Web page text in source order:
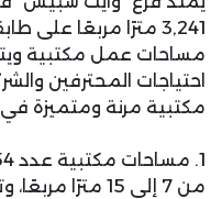
3,241 مترًا مربعًا
مساحات عمل مكتبية
احتياجات المحترفين
مكتبية مرنة ومتميزة
من 7 إلى 15